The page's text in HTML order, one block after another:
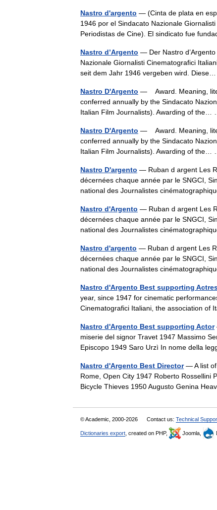
Nastro d'argento — (Cinta de plata en
1946 por el Sindacato Nazionale
Periodistas de Cine). El sindicato fue
Nastro d’Argento — Der Nastro
Nazionale Giornalisti Cinematografici
seit dem Jahr 1946 vergeben wird.
Nastro D'Argento — Award. Meaning,
conferred annually by the Sindacato
Italian Film Journalists). Awarding of
Nastro D'Argento — Award. Meaning,
conferred annually by the Sindacato
Italian Film Journalists). Awarding of
Nastro D'argento — Ruban d argent Les
décernées chaque année par le SNGCI,
national des Journalistes
Nastro d'Argento — Ruban d argent Les
décernées chaque année par le SNGCI,
national des Journalistes
Nastro d'argento — Ruban d argent Les
décernées chaque année par le SNGCI,
national des Journalistes
Nastro d'Argento Best supporting
year, since 1947 for cinematic
Cinematografici Italiani, the association
Nastro d'Argento Best supporting Actor
miserie del signor Travet 1947 Massimo
Episcopo 1949 Saro Urzì In nome della
Nastro d'Argento Best Director— A list of
Rome, Open City 1947 Roberto Rossellini
Bicycle Thieves 1950 Augusto Genina
© Academic, 2000-2026 Contact us: Technical
Dictionaries export , created on PHP, Joomla,